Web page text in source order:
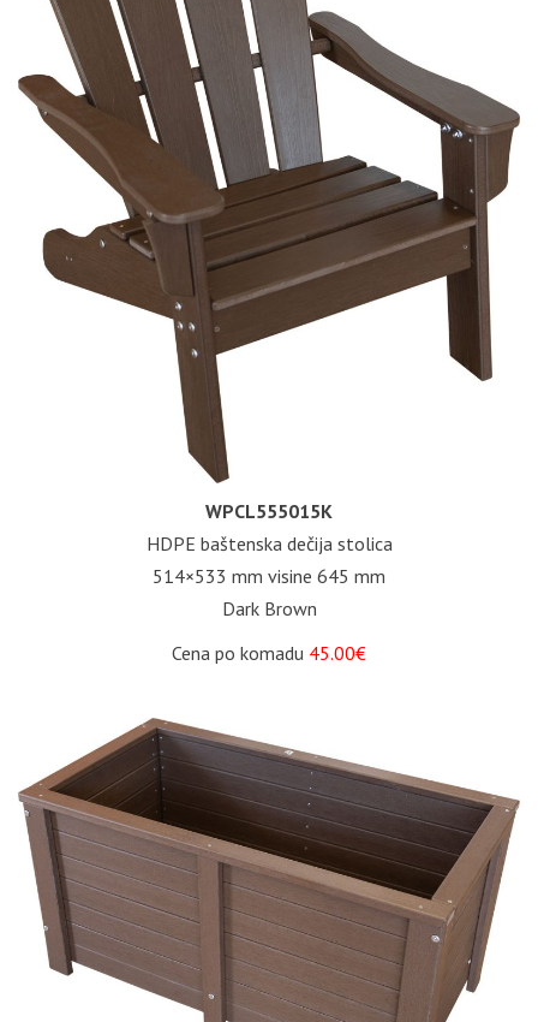
WPCL555015K
HDPE baštenska dečija stolica
514×533 mm visine 645 mm
Dark Brown
Cena po komadu 45.00€